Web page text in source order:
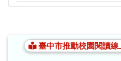
臺中市推動校園閱讀線